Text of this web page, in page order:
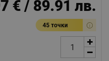
€ / 89.91 лв.
45 точки